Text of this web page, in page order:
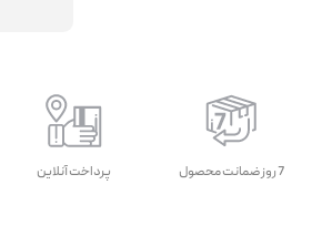
7 روز ضمانت محصول پرداخت آنلاین